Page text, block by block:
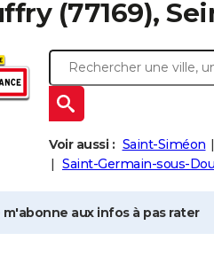
(77169),
Voir aussi : Saint-Siméon
Saint-Germain-sous-
m'abonne aux infos à pas rater